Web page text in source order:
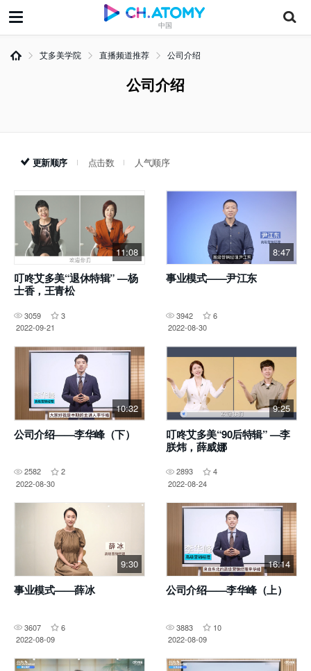
中国
艾多美学院 直播频道推荐 公司介绍
公司介绍
更新顺序 点击数 人气顺序
11:08
叮咚艾多美“退休特辑” —杨
士香，王青松
3059
3
2022-09-21
8:47
事业模式——尹江东
3942
6
2022-08-30
10:32
公司介绍——李华峰（下）
2582
2
2022-08-30
9:25
叮咚艾多美“90后特辑” —李
朕炜，薛威娜
2893
4
2022-08-24
9:30
事业模式——薛冰
3607
6
2022-08-09
16:14
公司介绍——李华峰（上）
3883
10
2022-08-09